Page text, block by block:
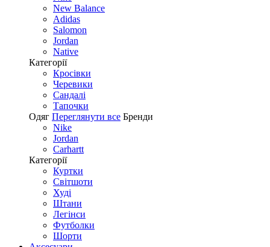
New Balance
Adidas
Salomon
Jordan
Native
Категорії
Кросівки
Черевики
Сандалі
Tапочки
Одяг Переглянути все Бренди
Nike
Jordan
Carhartt
Категорії
Куртки
Світшоти
Худі
Штани
Легінси
Футболки
Шорти